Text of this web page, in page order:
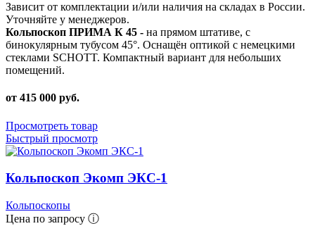
Зависит от комплектации и/или наличия на складах в России.
Уточняйте у менеджеров.
Кольпоскоп ПРИМА К 45 - на прямом штативе, с
бинокулярным тубусом 45°. Оснащён оптикой с немецкими
стеклами SCHOTT. Компактный вариант для небольших
помещений.
от 415 000 руб.
Просмотреть товар
Быстрый просмотр
Кольпоскоп Экомп ЭКС-1
Кольпоскопы
Цена по запросу ⓘ